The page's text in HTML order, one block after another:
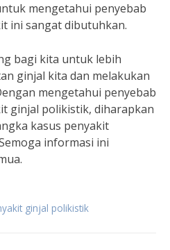
mengetahui penyebab
ini sangat dibutuhkan.
bagi kita untuk lebih
ginjal kita dan melakukan
mengetahui penyebab
ginjal polikistik, diharapkan
kasus penyakit
informasi ini
ginjal polikistik